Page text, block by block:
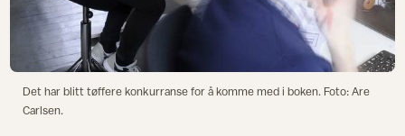
Det har blitt tøffere konkurranse for å komme med i boken. Foto: Are
Carlsen.